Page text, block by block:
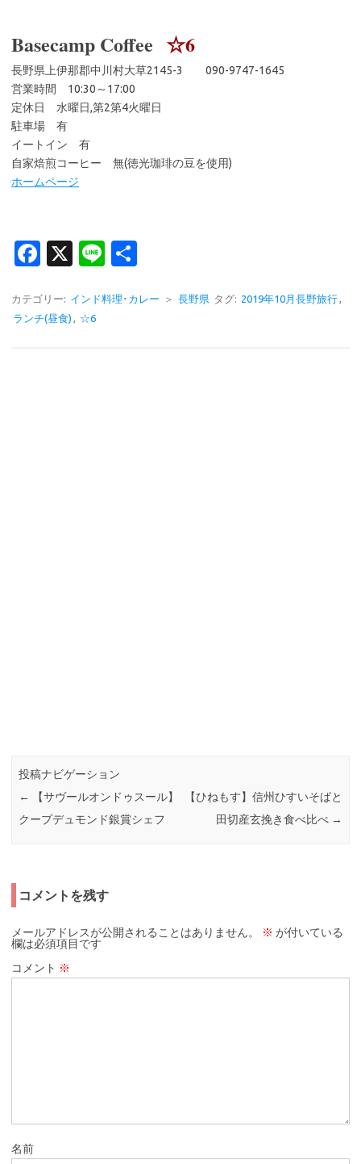
Basecamp Coffee ☆6
長野県上伊那郡中川村大草2145-3 090-9747-1645
営業時間 10:30～17:00
定休日 水曜日,第2第4火曜日
駐車場 有
イートイン 有
自家焙煎コーヒー 無(徳光珈琲の豆を使用)
ホームページ
Fa
e
b
X
Li
e
カテゴリー: インド料理･カレー ＞ 長野県 タグ: 2019年10月長野旅行
ランチ(昼食)
☆6
投稿ナビゲーション
←
【サヴールオンドゥスール】
クープデュモンド銀賞シェフ
【ひねもす】信州ひすいそばと
田切産玄挽き食べ比べ →
コメントを残す
メールアドレスが公開されることはありません。 ※ が付いている
欄は必須項目です
コメント ※
名前